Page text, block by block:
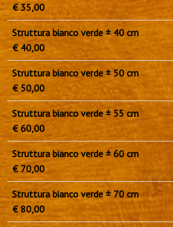
€ 35,00
Struttura bianco verde ± 40 cm
€ 40,00
Struttura bianco verde ± 50 cm
€ 50,00
Struttura bianco verde ± 55 cm
€ 60,00
Struttura bianco verde ± 60 cm
€ 70,00
Struttura bianco verde ± 70 cm
€ 80,00